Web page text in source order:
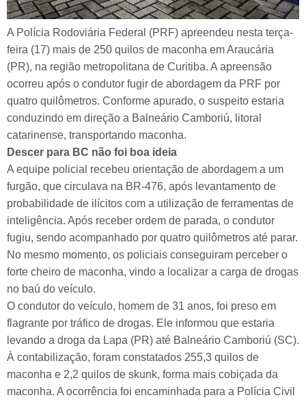
A Polícia Rodoviária Federal (PRF) apreendeu nesta terça-
feira (17) mais de 250 quilos de maconha em Araucária
(PR), na região metropolitana de Curitiba. A apreensão
ocorreu após o condutor fugir de abordagem da PRF por
quatro quilômetros. Conforme apurado, o suspeito estaria
conduzindo em direção a Balneário Camboriú, litoral
catarinense, transportando maconha.
Descer para BC não foi boa ideia
A equipe policial recebeu orientação de abordagem a um
furgão, que circulava na BR-476, após levantamento de
probabilidade de ilícitos com a utilização de ferramentas de
inteligência. Após receber ordem de parada, o condutor
fugiu, sendo acompanhado por quatro quilômetros até parar.
No mesmo momento, os policiais conseguiram perceber o
forte cheiro de maconha, vindo a localizar a carga de drogas
no baú do veículo.
O condutor do veículo, homem de 31 anos, foi preso em
flagrante por tráfico de drogas. Ele informou que estaria
levando a droga da Lapa (PR) até Balneário Camboriú (SC).
À contabilização, foram constatados 255,3 quilos de
maconha e 2,2 quilos de skunk, forma mais cobiçada da
maconha. A ocorrência foi encaminhada para a Polícia Civil